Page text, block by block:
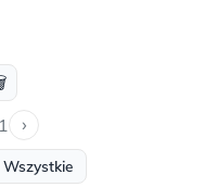
›
Wszystkie